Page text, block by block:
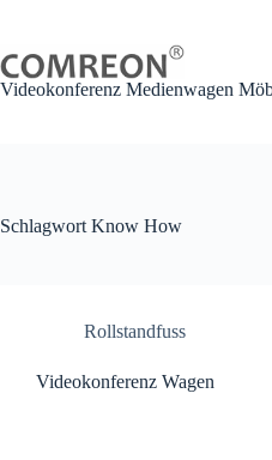
springen
Videokonferenz Medienwagen
Schlagwort Know How
Rollstandfuss
Videokonferenz Wagen